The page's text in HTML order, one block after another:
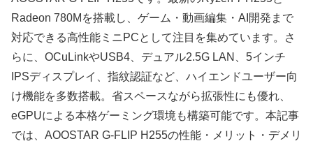
Radeon 780Mを搭載し、ゲーム・動画編集・AI開発まで
対応できる高性能ミニPCとして注目を集めています。さ
らに、OCuLinkやUSB4、デュアル2.5G LAN、5インチ
IPSディスプレイ、指紋認証など、ハイエンドユーザー向
け機能を多数搭載。省スペースながら拡張性にも優れ、
eGPUによる本格ゲーミング環境も構築可能です。本記事
では、AOOSTAR G-FLIP H255の性能・メリット・デメリ